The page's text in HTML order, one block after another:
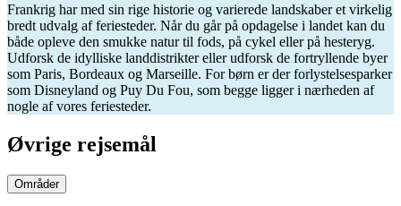
Frankrig har med sin rige historie og varierede landskaber et virkelig
bredt udvalg af feriesteder. Når du går på opdagelse i landet kan du
både opleve den smukke natur til fods, på cykel eller på hesteryg.
Udforsk de idylliske landdistrikter eller udforsk de fortryllende byer
som Paris, Bordeaux og Marseille. For børn er der forlystelsesparker
som Disneyland og Puy Du Fou, som begge ligger i nærheden af
nogle af vores feriesteder.
Øvrige rejsemål
Områder